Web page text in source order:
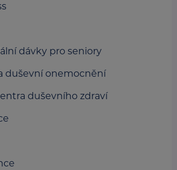
dávky pro seniory
duševní onemocnění
duševního zdraví